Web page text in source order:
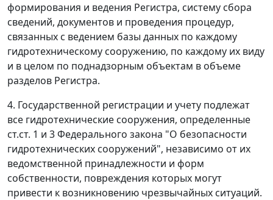
формирования и ведения Регистра, систему сбора
сведений, документов и проведения процедур,
связанных с ведением базы данных по каждому
гидротехническому сооружению, по каждому их виду
и в целом по поднадзорным объектам в объеме
разделов Регистра.
4. Государственной регистрации и учету подлежат
все гидротехнические сооружения, определенные
ст.ст. 1 и 3 Федерального закона "О безопасности
гидротехнических сооружений", независимо от их
ведомственной принадлежности и форм
собственности, повреждения которых могут
привести к возникновению чрезвычайных ситуаций.